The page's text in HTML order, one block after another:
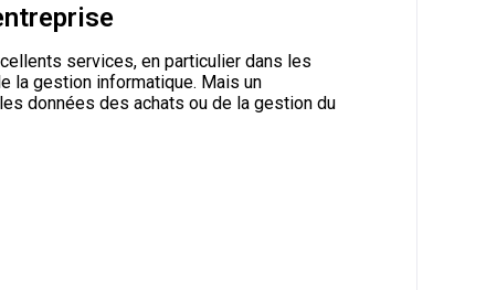
services, en particulier dans les
la gestion informatique. Mais un
données des achats ou de la gestion du